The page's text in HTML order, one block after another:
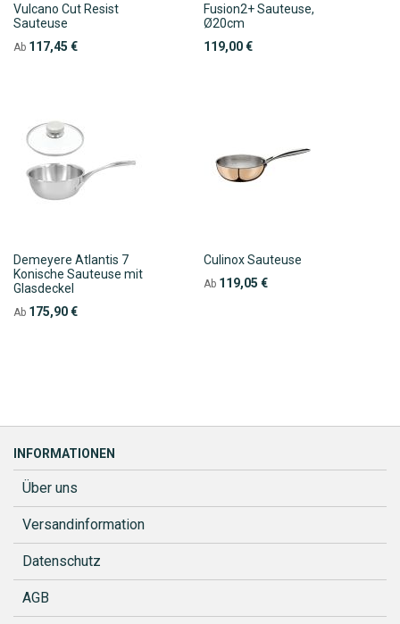
Vulcano Cut Resist
Sauteuse
Ab 117,45 €
Fusion2+ Sauteuse,
Ø20cm
119,00 €
Demeyere Atlantis 7
Konische Sauteuse mit
Glasdeckel
Ab 175,90 €
Culinox Sauteuse
Ab 119,05 €
INFORMATIONEN
Über uns
Versandinformation
Datenschutz
AGB